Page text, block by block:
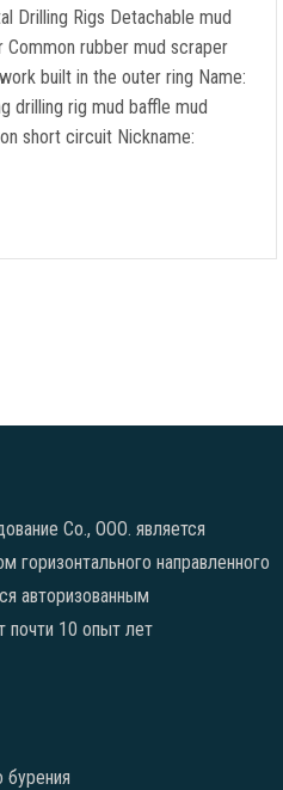
Drilling Rigs Detachable mud
rubber mud scraper
built in the outer ring Name:
drilling rig mud baffle mud
short circuit Nickname:
Co., ООО. является
направленного
авторизованным
почти 10 опыт лет
бурения